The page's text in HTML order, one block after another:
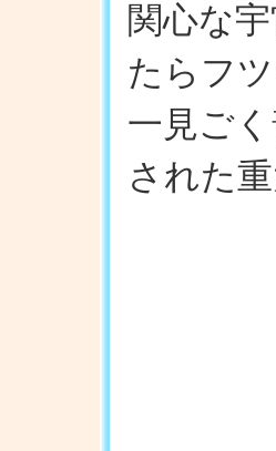
関心な
たらフ
一見ご
された